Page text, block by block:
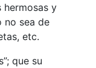
hermosas y
no sea de
etc.
que su